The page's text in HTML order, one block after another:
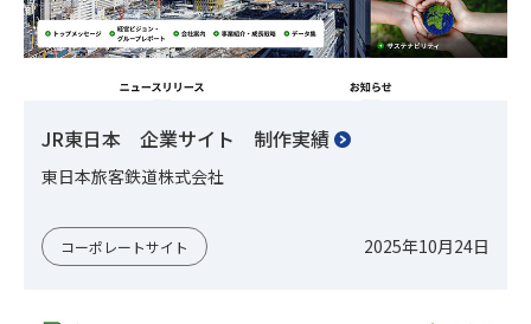
JR東日本 企業サイト 制作実績
東日本旅客鉄道株式会社
コーポレートサイト 2025年10月24日